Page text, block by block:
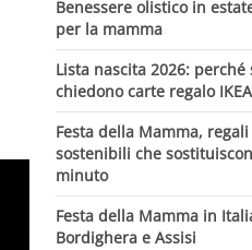
Benessere olistico in
per la mamma
Lista nascita 2026:
chiedono carte regalo
Festa della Mamma,
sostenibili che
minuto
Festa della Mamma in
Bordighera e Assisi